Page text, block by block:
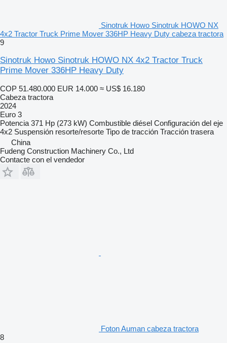
Sinotruk Howo Sinotruk HOWO NX
4x2 Tractor Truck Prime Mover 336HP Heavy Duty cabeza tractora
9
Sinotruk Howo Sinotruk HOWO NX 4x2 Tractor Truck
Prime Mover 336HP Heavy Duty
COP 51.480.000 EUR 14.000 ≈ US$ 16.180
Cabeza tractora
2024
Euro 3
Potencia 371 Hp (273 kW) Combustible diésel Configuración del eje
4x2 Suspensión resorte/resorte Tipo de tracción Tracción trasera
China
Fudeng Construction Machinery Co., Ltd
Contacte con el vendedor
Foton Auman cabeza tractora
8